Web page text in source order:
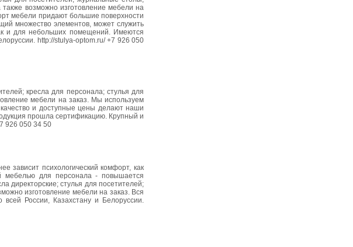
возможно изготовление мебели на
мебели придают большие поверхности
множество элементов, может служить
и для небольших помещений. Имеются
http://stulya-optom.ru/ +7 926 050
кресла для персонала; стулья для
мебели на заказ. Мы используем
и доступные цены делают наши
прошла сертификацию. Крупный и
926 050 34 50
психологический комфорт, как
мебелью для персонала - повышается
директорские; стулья для посетителей;
изготовление мебели на заказ. Вся
России, Казахстану и Белоруссии.